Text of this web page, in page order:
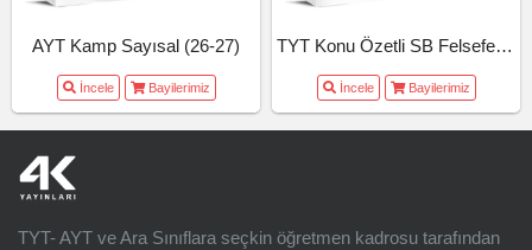
AYT Kamp Sayısal (26-27)
İncele Bayilerimiz
TYT Konu Özetli SB Felsefe (26-27)
İncele Bayilerimiz
TYT- AYT ve Ara Sınıflara seçkin öğretmen kadrosu tarafından